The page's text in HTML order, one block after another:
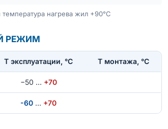
нагрева жил +90°С
РЕЖИМ
T эксплуатации, °С Т монтажа, °С
−50 … +70
-60 … +70